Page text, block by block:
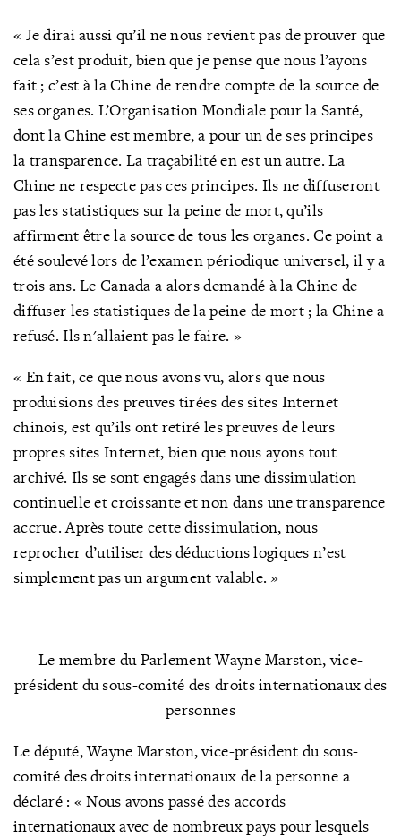
« Je dirai aussi qu’il ne nous revient pas de prouver que
cela s’est produit, bien que je pense que nous l’ayons
fait ; c’est à la Chine de rendre compte de la source de
ses organes. L’Organisation Mondiale pour la Santé,
dont la Chine est membre, a pour un de ses principes
la transparence. La traçabilité en est un autre. La
Chine ne respecte pas ces principes. Ils ne diffuseront
pas les statistiques sur la peine de mort, qu’ils
affirment être la source de tous les organes. Ce point a
été soulevé lors de l’examen périodique universel, il y a
trois ans. Le Canada a alors demandé à la Chine de
diffuser les statistiques de la peine de mort ; la Chine a
refusé. Ils n'allaient pas le faire. »
« En fait, ce que nous avons vu, alors que nous
produisions des preuves tirées des sites Internet
chinois, est qu’ils ont retiré les preuves de leurs
propres sites Internet, bien que nous ayons tout
archivé. Ils se sont engagés dans une dissimulation
continuelle et croissante et non dans une transparence
accrue. Après toute cette dissimulation, nous
reprocher d’utiliser des déductions logiques n’est
simplement pas un argument valable. »
Le membre du Parlement Wayne Marston, vice-
président du sous-comité des droits internationaux des
personnes
Le député, Wayne Marston, vice-président du sous-
comité des droits internationaux de la personne a
déclaré : « Nous avons passé des accords
internationaux avec de nombreux pays pour lesquels